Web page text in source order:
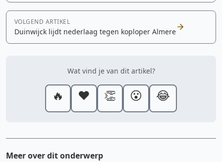
VOLGEND ARTIKEL
Duinwijck lijdt nederlaag tegen koploper Almere
Wat vind je van dit artikel?
🔥 ❤️ 👏 😮 😂
Meer over dit onderwerp